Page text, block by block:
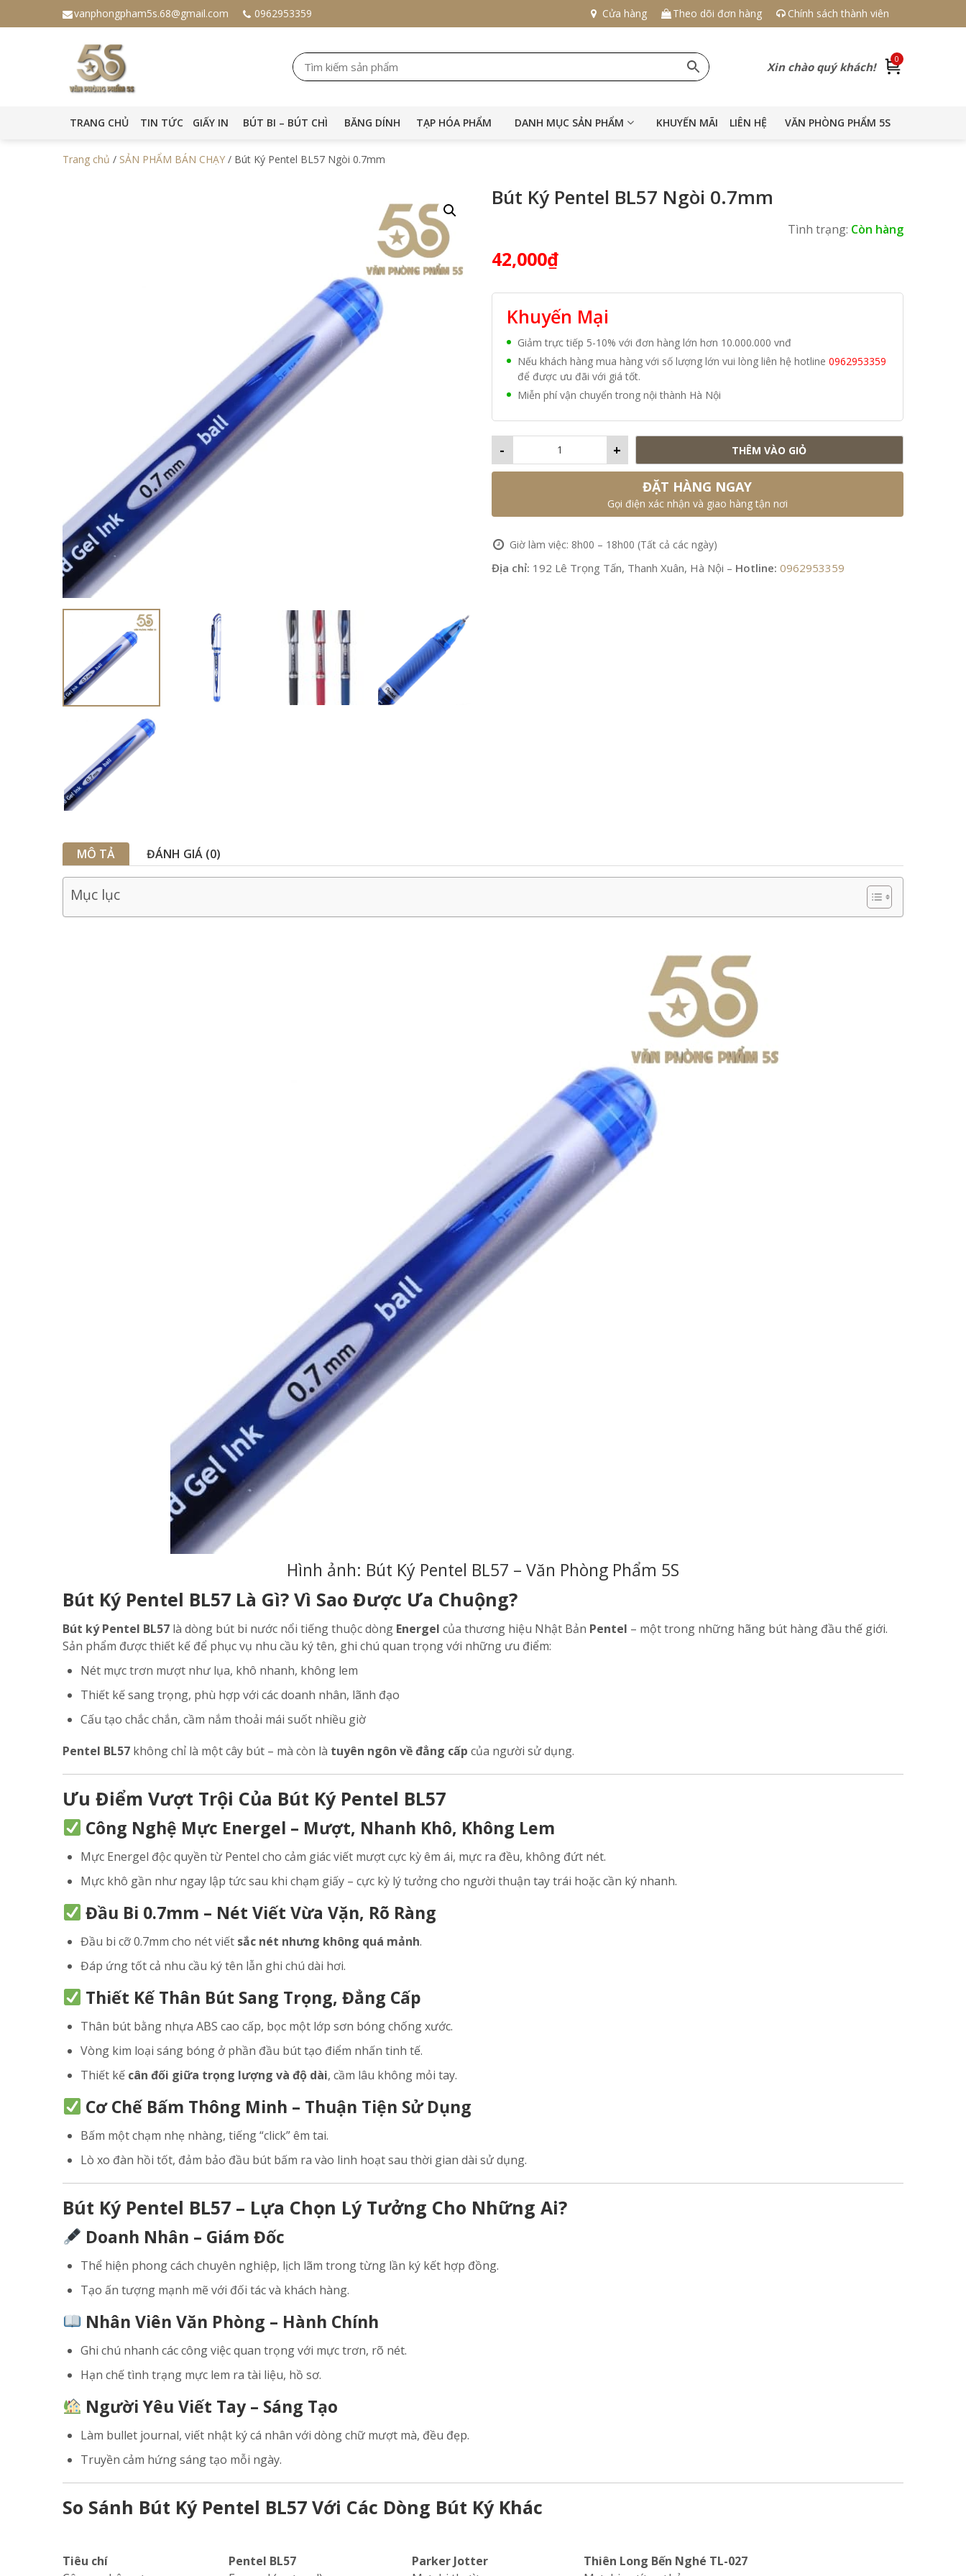
vanphongpham5s.68@gmail.com 0962953359 Cửa hàng Theo dõi đơn hàng Chính sách thành viên
Xin chào quý khách!
0
TRANG CHỦ TIN TỨC GIẤY IN BÚT BI – BÚT CHÌ BĂNG DÍNH TẠP HÓA PHẨM DANH MỤC SẢN PHẨM KHUYẾN MÃI LIÊN HỆ VĂN PHÒNG PHẨM 5S
Trang chủ / SẢN PHẨM BÁN CHẠY / Bút Ký Pentel BL57 Ngòi 0.7mm
Bút Ký Pentel BL57 Ngòi 0.7mm
Tình trạng: Còn hàng
42,000₫
Khuyến Mại
Giảm trực tiếp 5-10% với đơn hàng lớn hơn 10.000.000 vnđ
Nếu khách hàng mua hàng với số lượng lớn vui lòng liên hệ hotline 0962953359
để được ưu đãi với giá tốt.
Miễn phí vận chuyển trong nội thành Hà Nội
+
- THÊM VÀO GIỎ
ĐẶT HÀNG NGAY
Gọi điện xác nhận và giao hàng tận nơi
Giờ làm việc: 8h00 – 18h00 (Tất cả các ngày)
Địa chỉ: 192 Lê Trọng Tấn, Thanh Xuân, Hà Nội – Hotline: 0962953359
MÔ TẢ ĐÁNH GIÁ (0)
Mục lục
Hình ảnh: Bút Ký Pentel BL57 – Văn Phòng Phẩm 5S
Bút Ký Pentel BL57 Là Gì? Vì Sao Được Ưa Chuộng?
Bút ký Pentel BL57 là dòng bút bi nước nổi tiếng thuộc dòng Energel của thương hiệu Nhật Bản Pentel – một trong những hãng bút hàng đầu thế giới.
Sản phẩm được thiết kế để phục vụ nhu cầu ký tên, ghi chú quan trọng với những ưu điểm:
Nét mực trơn mượt như lụa, khô nhanh, không lem
Thiết kế sang trọng, phù hợp với các doanh nhân, lãnh đạo
Cấu tạo chắc chắn, cầm nắm thoải mái suốt nhiều giờ
Pentel BL57 không chỉ là một cây bút – mà còn là tuyên ngôn về đẳng cấp của người sử dụng.
Ưu Điểm Vượt Trội Của Bút Ký Pentel BL57
Công Nghệ Mực Energel – Mượt, Nhanh Khô, Không Lem
Mực Energel độc quyền từ Pentel cho cảm giác viết mượt cực kỳ êm ái, mực ra đều, không đứt nét.
Mực khô gần như ngay lập tức sau khi chạm giấy – cực kỳ lý tưởng cho người thuận tay trái hoặc cần ký nhanh.
Đầu Bi 0.7mm – Nét Viết Vừa Vặn, Rõ Ràng
Đầu bi cỡ 0.7mm cho nét viết sắc nét nhưng không quá mảnh.
Đáp ứng tốt cả nhu cầu ký tên lẫn ghi chú dài hơi.
Thiết Kế Thân Bút Sang Trọng, Đẳng Cấp
Thân bút bằng nhựa ABS cao cấp, bọc một lớp sơn bóng chống xước.
Vòng kim loại sáng bóng ở phần đầu bút tạo điểm nhấn tinh tế.
Thiết kế cân đối giữa trọng lượng và độ dài, cầm lâu không mỏi tay.
Cơ Chế Bấm Thông Minh – Thuận Tiện Sử Dụng
Bấm một chạm nhẹ nhàng, tiếng “click” êm tai.
Lò xo đàn hồi tốt, đảm bảo đầu bút bấm ra vào linh hoạt sau thời gian dài sử dụng.
Bút Ký Pentel BL57 – Lựa Chọn Lý Tưởng Cho Những Ai?
Doanh Nhân – Giám Đốc
Thể hiện phong cách chuyên nghiệp, lịch lãm trong từng lần ký kết hợp đồng.
Tạo ấn tượng mạnh mẽ với đối tác và khách hàng.
Nhân Viên Văn Phòng – Hành Chính
Ghi chú nhanh các công việc quan trọng với mực trơn, rõ nét.
Hạn chế tình trạng mực lem ra tài liệu, hồ sơ.
Người Yêu Viết Tay – Sáng Tạo
Làm bullet journal, viết nhật ký cá nhân với dòng chữ mượt mà, đều đẹp.
Truyền cảm hứng sáng tạo mỗi ngày.
So Sánh Bút Ký Pentel BL57 Với Các Dòng Bút Ký Khác
Tiêu chí Pentel BL57 Parker Jotter
Thiên Long Bến Nghé TL-027